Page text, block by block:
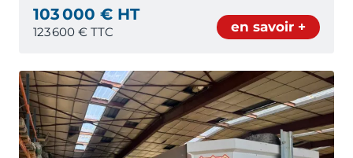
103 000 € HT
123 600 € TTC en savoir +